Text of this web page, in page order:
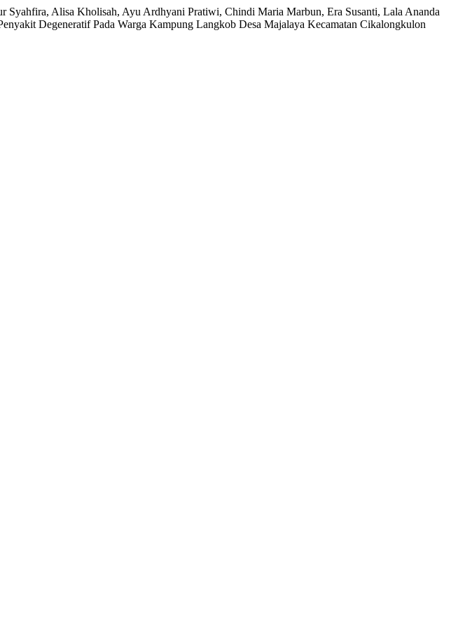
Alisa Kholisah, Ayu Ardhyani Pratiwi, Chindi Maria Marbun, Era Susanti, Lala Ananda
Degeneratif Pada Warga Kampung Langkob Desa Majalaya Kecamatan Cikalongkulon